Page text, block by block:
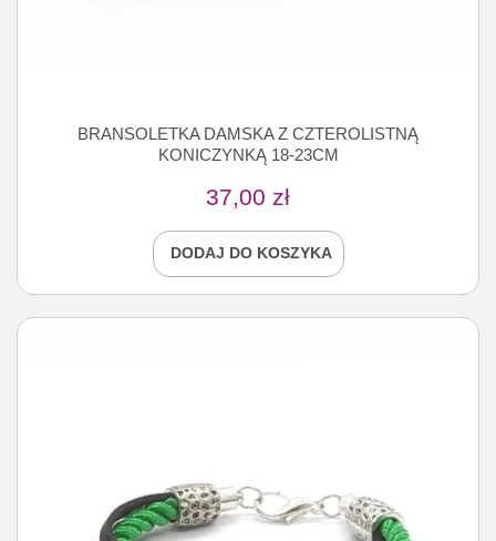
BRANSOLETKA DAMSKA Z CZTEROLISTNĄ
KONICZYNKĄ 18-23CM
37,00 zł
DODAJ DO KOSZYKA